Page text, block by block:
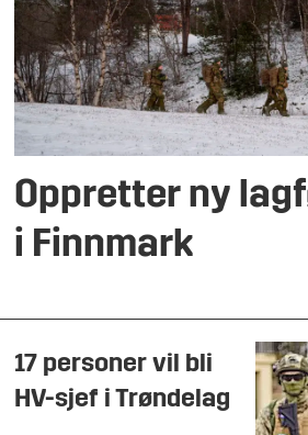
Oppretter ny
i Finnmark
17 personer vil bli
HV-sjef i Trøndelag